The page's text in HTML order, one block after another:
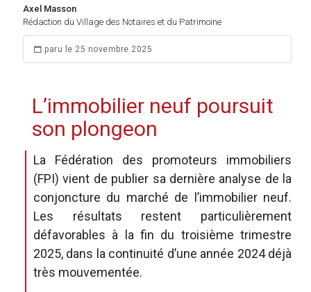
Axel Masson
Rédaction du Village des Notaires et du Patrimoine
paru le 25 novembre 2025
L’immobilier neuf poursuit
son plongeon
La Fédération des promoteurs immobiliers
(FPI) vient de publier sa dernière analyse de la
conjoncture du marché de l’immobilier neuf.
Les résultats restent particulièrement
défavorables à la fin du troisième trimestre
2025, dans la continuité d’une année 2024 déjà
très mouvementée.